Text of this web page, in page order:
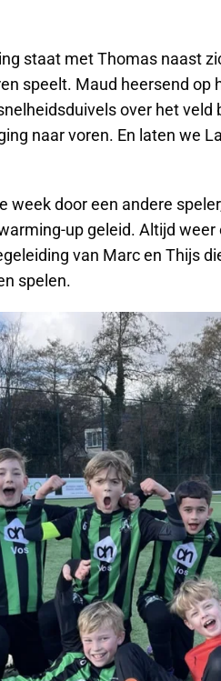
staat met Thomas naast
speelt. Maud heersend op
over het veld
naar voren. En laten we
door een andere
up geleid. Altijd
van Marc en Thijs
spelen.